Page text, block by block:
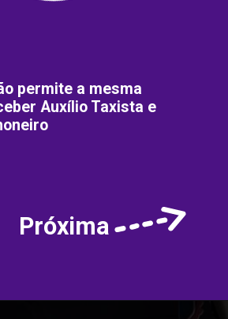
permite a mesma
Auxílio Taxista e
Próxima